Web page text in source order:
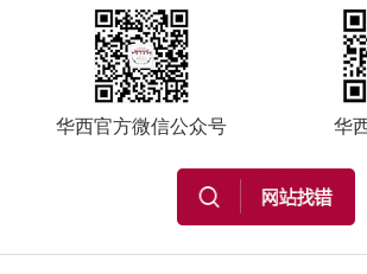
华西官方微信公众号 华